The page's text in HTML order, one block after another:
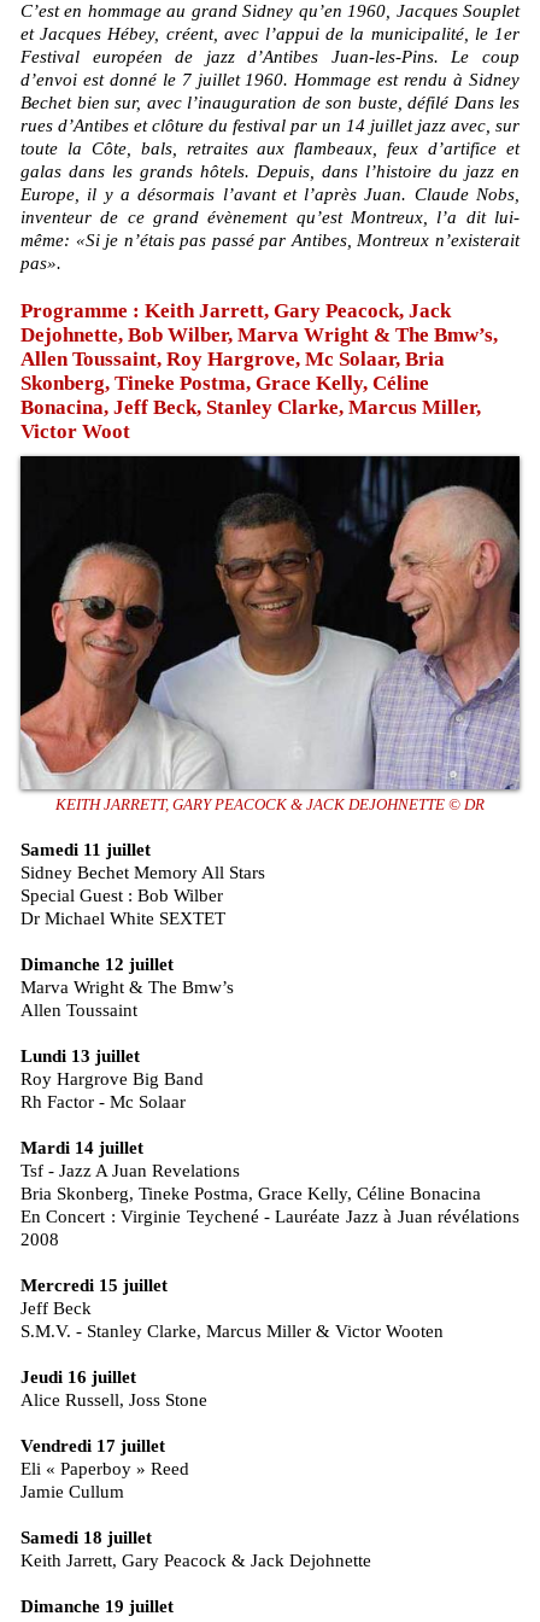
C’est en hommage au grand Sidney qu’en 1960, Jacques Souplet
et Jacques Hébey, créent, avec l’appui de la municipalité, le 1er
Festival européen de jazz d’Antibes Juan-les-Pins. Le coup
d’envoi est donné le 7 juillet 1960. Hommage est rendu à Sidney
Bechet bien sur, avec l’inauguration de son buste, défilé Dans les
rues d’Antibes et clôture du festival par un 14 juillet jazz avec, sur
toute la Côte, bals, retraites aux flambeaux, feux d’artifice et
galas dans les grands hôtels. Depuis, dans l’histoire du jazz en
Europe, il y a désormais l’avant et l’après Juan. Claude Nobs,
inventeur de ce grand évènement qu’est Montreux, l’a dit lui-
même: «Si je n’étais pas passé par Antibes, Montreux n’existerait
pas».
Programme : Keith Jarrett, Gary Peacock, Jack
Dejohnette, Bob Wilber, Marva Wright & The Bmw’s,
Allen Toussaint, Roy Hargrove, Mc Solaar, Bria
Skonberg, Tineke Postma, Grace Kelly, Céline
Bonacina, Jeff Beck, Stanley Clarke, Marcus Miller,
Victor Woot
KEITH JARRETT, GARY PEACOCK & JACK DEJOHNETTE © DR
Samedi 11 juillet
Sidney Bechet Memory All Stars
Special Guest : Bob Wilber
Dr Michael White SEXTET
Dimanche 12 juillet
Marva Wright & The Bmw’s
Allen Toussaint
Lundi 13 juillet
Roy Hargrove Big Band
Rh Factor - Mc Solaar
Mardi 14 juillet
Tsf - Jazz A Juan Revelations
Bria Skonberg, Tineke Postma, Grace Kelly, Céline Bonacina
En Concert : Virginie Teychené - Lauréate Jazz à Juan révélations
2008
Mercredi 15 juillet
Jeff Beck
S.M.V. - Stanley Clarke, Marcus Miller & Victor Wooten
Jeudi 16 juillet
Alice Russell, Joss Stone
Vendredi 17 juillet
Eli « Paperboy » Reed
Jamie Cullum
Samedi 18 juillet
Keith Jarrett, Gary Peacock & Jack Dejohnette
Dimanche 19 juillet